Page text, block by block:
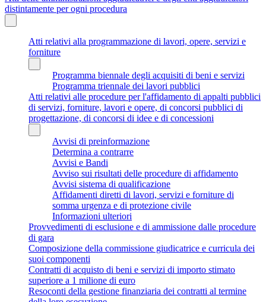
distintamente per ogni procedura
Atti relativi alla programmazione di lavori, opere, servizi e
forniture
Programma biennale degli acquisiti di beni e servizi
Programma triennale dei lavori pubblici
Atti relativi alle procedure per l'affidamento di appalti pubblici
di servizi, forniture, lavori e opere, di concorsi pubblici di
progettazione, di concorsi di idee e di concessioni
Avvisi di preinformazione
Determina a contrarre
Avvisi e Bandi
Avviso sui risultati delle procedure di affidamento
Avvisi sistema di qualificazione
Affidamenti diretti di lavori, servizi e forniture di
somma urgenza e di protezione civile
Informazioni ulteriori
Provvedimenti di esclusione e di ammissione dalle procedure
di gara
Composizione della commissione giudicatrice e curricula dei
suoi componenti
Contratti di acquisto di beni e servizi di importo stimato
superiore a 1 milione di euro
Resoconti della gestione finanziaria dei contratti al termine